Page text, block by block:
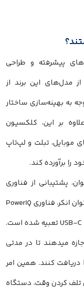
پیشرفته و طراحی
مدل‌های این برند از
به بهینه‌سازی ساختار
بر این، کلکسیون
موبایل، تبلت و لپ‌تاپ
را برآورده کند.
پشتیبانی از فناوری
شارژ سریع است. در کلکسیون شارژرهای پرتوان انکر، فناوری PowerIQ
یا Quick Charge و حتی Power Delivery برای USB-C تعبیه شده است.
میدهند تا در مدتی
دریافت کنند. همین امر
تلف‌ کردن وقت، دستگاه